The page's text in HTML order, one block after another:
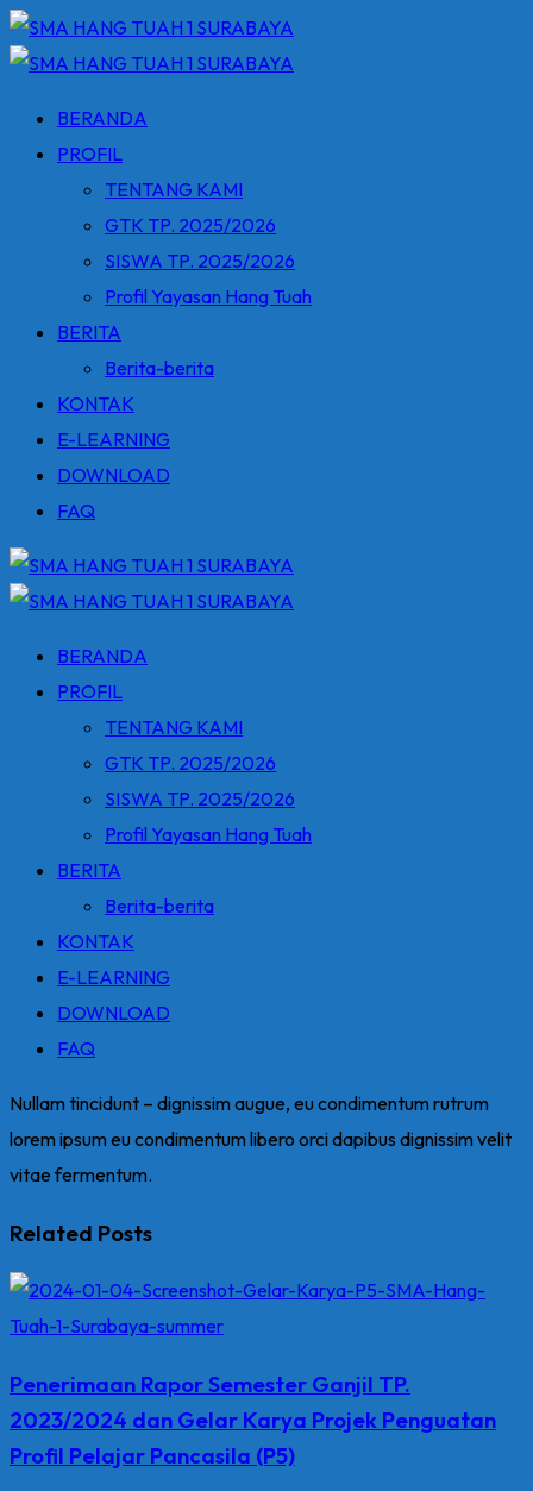
Skip
to
BERANDA
PROFIL
TENTANG KAMI
GTK TP. 2025/2026
SISWA TP. 2025/2026
Profil Yayasan Hang Tuah
BERITA
Berita-berita
KONTAK
E-LEARNING
DOWNLOAD
FAQ
BERANDA
PROFIL
TENTANG KAMI
GTK TP. 2025/2026
SISWA TP. 2025/2026
Profil Yayasan Hang Tuah
BERITA
Berita-berita
KONTAK
E-LEARNING
DOWNLOAD
FAQ
Nullam tincidunt – dignissim augue, eu condimentum rutrum
lorem ipsum eu condimentum libero orci dapibus dignissim velit
vitae fermentum.
Related Posts
Penerimaan Rapor Semester Ganjil TP.
2023/2024 dan Gelar Karya Projek Penguatan
Profil Pelajar Pancasila (P5)